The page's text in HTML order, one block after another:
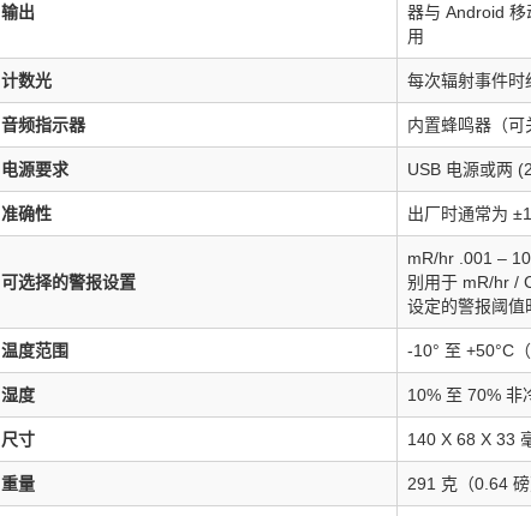
输出
器与 Android
用
计数光 每次辐射事件时
音频指示器 内置蜂鸣器（可
电源要求 USB 电源或两
准确性 出厂时通常为
可选择的警报设置
mR/hr .001 –
别用于 mR/hr /
设定的警报阈值
温度范围 -10° 至 +50°C
湿度 10% 至 70% 非
尺寸 140 X 68 X 33
重量 291 克（0.64 磅